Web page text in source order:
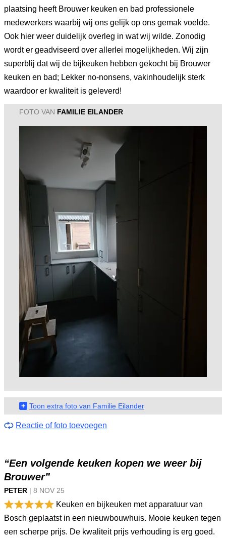
plaatsing heeft Brouwer keuken en bad professionele
medewerkers waarbij wij ons gelijk op ons gemak voelde.
Ook hier weer duidelijk overleg in wat wij wilde. Zonodig
wordt er geadviseerd over allerlei mogelijkheden. Wij zijn
superblij dat wij de bijkeuken hebben gekocht bij Brouwer
keuken en bad; Lekker no-nonsens, vakinhoudelijk sterk
waardoor er kwaliteit is geleverd!
FOTO VAN FAMILIE EILANDER
+ Toon extra foto van Familie Eilander
Reactie of foto toevoegen
“Een volgende keuken kopen we weer bij
Brouwer”
PETER | 8 NOV 25
Keuken en bijkeuken met apparatuur van
Bosch geplaatst in een nieuwbouwhuis. Mooie keuken tegen
een scherpe prijs. De kwaliteit prijs verhouding is erg goed.